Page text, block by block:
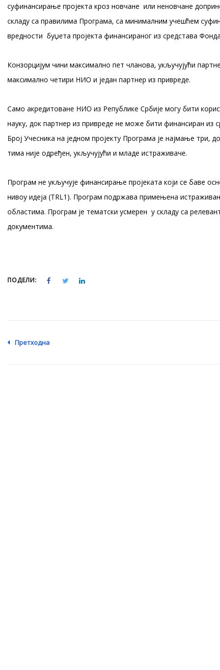
суфинансирање пројекта кроз новчане или неновчане
складу са правилима Програма, са минималним учешћем
вредности буџета пројекта финансираног из средстава
Конзорцијум чини максимално пет чланова, укључујући
максимално четири НИО и један партнер из привреде.
Само акредитоване НИО из Републике Србије могу бити
науку, док партнер из привреде не може бити финансиран из
Број Учесника на једном пројекту Програма је најмање три,
тима није одређен, укључујући и младе истраживаче.
Програм не укључује финансирање пројеката који се баве
нивоу идеја (TRL1). Програм подржава примењена
областима. Програм је тематски усмерен у складу са
документима.
ПОДЕЛИ:
Претходна